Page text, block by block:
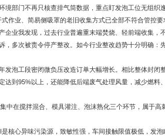
境部门不再只核查排气筒数据，重点盯发泡工位无组
作业、简易侧吸罩的老旧收集方式已全部不符合管控要
企业我发现，过去行业普遍重末端焚烧、轻前端收集
，多次被责令停产整改。如今行业整改趋势十分明确
发泡工段密闭微负压改造订单大幅增长。相比整体封
达到95%以上，还能降低后端废气处理风量，减少燃料
中在搅拌混合、模具灌注、泡沫熟化三个环节，属于
核心异味污染源，致敏性强，车间接触限值极低，发